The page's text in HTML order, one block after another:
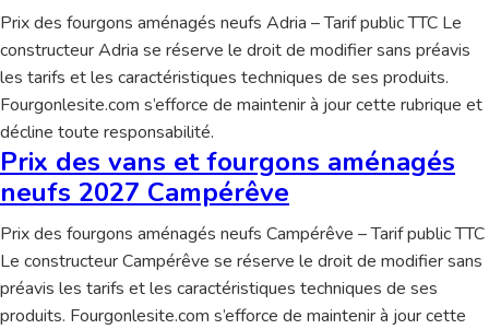
Prix des fourgons aménagés neufs Adria – Tarif public TTC Le
constructeur Adria se réserve le droit de modifier sans préavis
les tarifs et les caractéristiques techniques de ses produits.
Fourgonlesite.com s’efforce de maintenir à jour cette rubrique et
décline toute responsabilité.
Prix des vans et fourgons aménagés
neufs 2027 Campérêve
Prix des fourgons aménagés neufs Campérêve – Tarif public TTC
Le constructeur Campérêve se réserve le droit de modifier sans
préavis les tarifs et les caractéristiques techniques de ses
produits. Fourgonlesite.com s’efforce de maintenir à jour cette